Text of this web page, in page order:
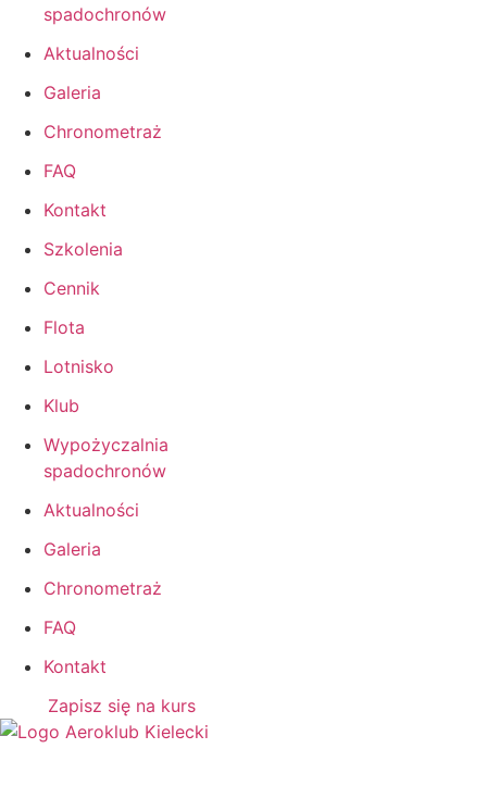
spadochronów
Aktualności
Galeria
Chronometraż
FAQ
Kontakt
Szkolenia
Cennik
Flota
Lotnisko
Klub
Wypożyczalnia
spadochronów
Aktualności
Galeria
Chronometraż
FAQ
Kontakt
Zapisz się na kurs